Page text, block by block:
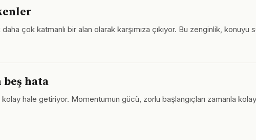
çok katmanlı bir alan olarak karşımıza çıkıyor. Bu zenginlik, konuyu
beş hata
hale getiriyor. Momentumun gücü, zorlu başlangıçları zamanla